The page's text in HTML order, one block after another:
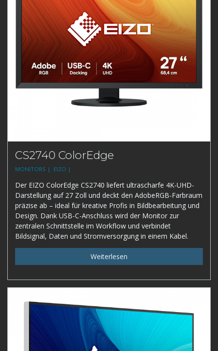
CS2740 ColorEdge
MONITORS | EIZO |
Der EIZO ColorEdge CS2740 liefert ultrascharfe 4K-UHD-
Darstellung auf 27 Zoll und deckt den AdobeRGB-Farbraum
präzise ab – ideal für kreative Profis in Bildbearbeitung und
Design. Dank USB-C-Anschluss wird der Monitor zur
zentralen Schnittstelle im Workflow und verbindet
Bildsignal, Daten und Stromversorgung in einem Kabel.
Weiterlesen